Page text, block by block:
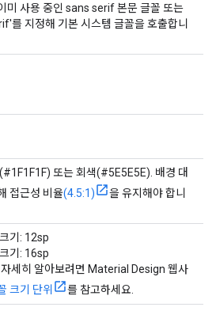
미 사용 중인 sans serif 본문 글꼴 또는
를 지정해 기본 시스템 글꼴을 호출합니
또는 회색(#5E5E5E). 배경 대
접근성 비율(4.5:1)
을 유지해야 합니
기: 12sp
기: 16sp
세히 알아보려면 Material Design 웹사
크기 단위 를 참고하세요.